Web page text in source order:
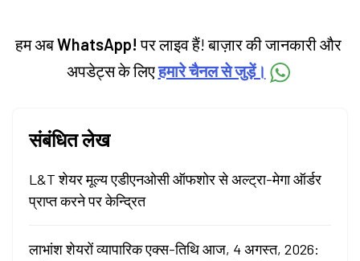
हम अबWhatsApp! पर लाइव हैं! बाज़ार की जानकारी और
अपडेट्स के लिएहमारे चैनल से जुड़ें।
संबंधित लेख
L&T शेयर मूल्य एडीएनओसी ऑफशोर से अल्ट्रा-मेगा ऑर्डर
प्राप्त करने पर केन्द्रित
लाभांश शेयरों व्यापारिक एक्स-तिथि आज, 4 अगस्त, 2026: